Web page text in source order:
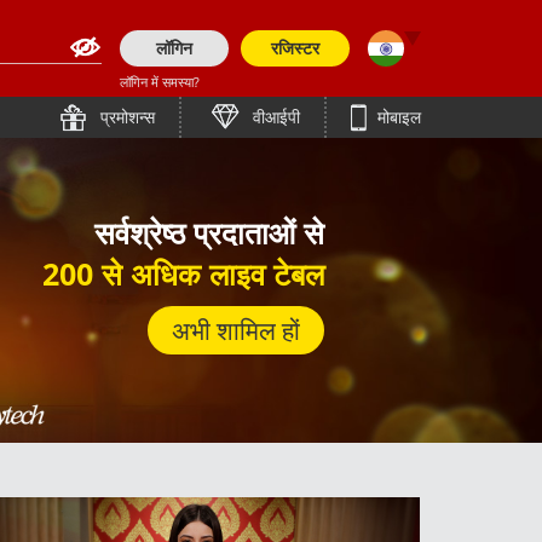
लॉगिन
लॉगिन में समस्या?
रजिस्टर
English (Asia)
ภาษาไทย
Tiếng Việt
Bahasa Indonesia
English
English (Pakistan)
English (Bangladesh)
Bengali (Bangladesh)
प्रमोशन्स वीआईपी मोबाइल
दाफ़ाबेट : एशिया # १
बेटिंग वेब साइट
गेमिंग एक्सपीरियंस के लिए जैसे कोई दूसरा नहीं
हमसे से जुड़ें अभी!
200% वेलकम बोनस
₹ 20,000तक पाए
पहली डिपाजिट पर
100% पहला डिपॉजिट बोनस
20,000 भारतीय रुपयों तक!
सर्वश्रेष्ठ प्रदाताओं से
200 से अधिक लाइव टेबल
अभी शामिल हों
जमा राशि को पुरस्कार में बदलें
प्रत्येक शुक्रवार से गुरूवार तक!
अब शामिल हों
उच्च भुगतान कैसीनो खेल
सर्वश्रेष्ठ एशियाई थीम स्लॉट
से अधिक आर्केड और मेगावे गेम
अभी साइन अप करें